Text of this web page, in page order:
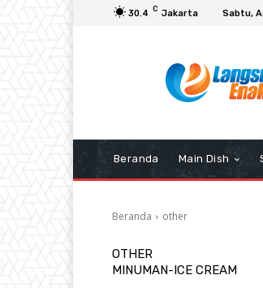
30.4 C Jakarta Sabtu,
Beranda Main Dish
Beranda other
OTHER
MINUMAN-ICE CREAM